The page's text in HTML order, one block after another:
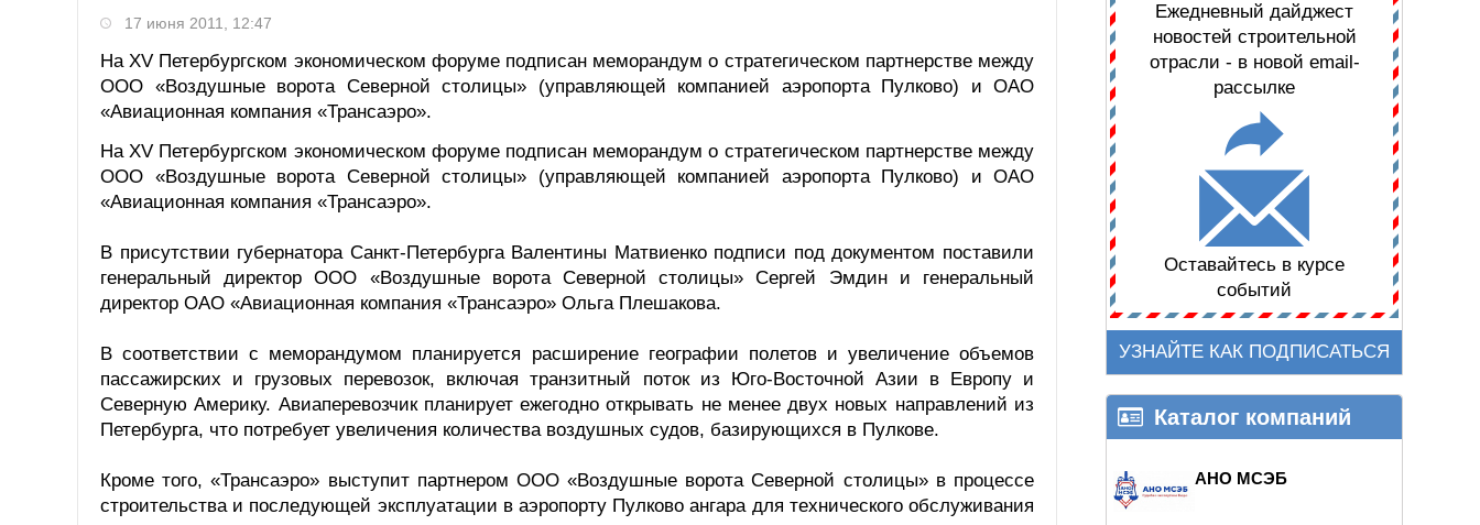
17 июня 2011, 12:47
На XV Петербургском экономическом форуме подписан меморандум о стратегическом партнерстве между
ООО «Воздушные ворота Северной столицы» (управляющей компанией аэропорта Пулково) и ОАО
«Авиационная компания «Трансаэро».
На XV Петербургском экономическом форуме подписан меморандум о стратегическом партнерстве между
ООО «Воздушные ворота Северной столицы» (управляющей компанией аэропорта Пулково) и ОАО
«Авиационная компания «Трансаэро».
В присутствии губернатора Санкт-Петербурга Валентины Матвиенко подписи под документом поставили
генеральный директор ООО «Воздушные ворота Северной столицы» Сергей Эмдин и генеральный
директор ОАО «Авиационная компания «Трансаэро» Ольга Плешакова.
В соответствии с меморандумом планируется расширение географии полетов и увеличение объемов
пассажирских и грузовых перевозок, включая транзитный поток из Юго-Восточной Азии в Европу и
Северную Америку. Авиаперевозчик планирует ежегодно открывать не менее двух новых направлений из
Петербурга, что потребует увеличения количества воздушных судов, базирующихся в Пулкове.
Кроме того, «Трансаэро» выступит партнером ООО «Воздушные ворота Северной столицы» в процессе
строительства и последующей эксплуатации в аэропорту Пулково ангара для технического обслуживания
Ежедневный дайджест
новостей строительной
отрасли - в новой email-
рассылке
Оставайтесь в курсе
событий
УЗНАЙТЕ КАК ПОДПИСАТЬСЯ
Каталог компаний
АНО МСЭБ